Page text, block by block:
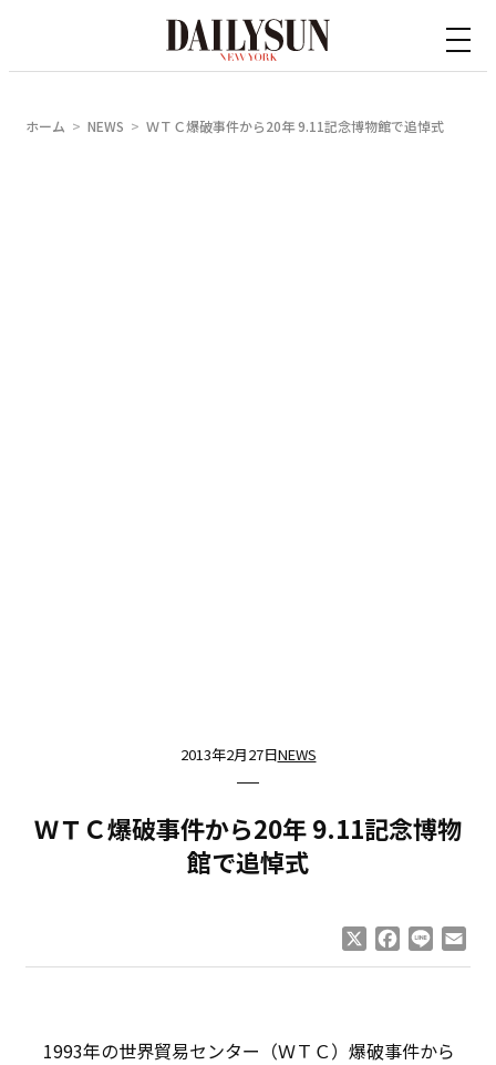
ホーム NEWS ＷＴＣ爆破事件から20年 9.11記念博物館で追悼式
2013年2月27日NEWS
ＷＴＣ爆破事件から20年 9.11記念博物
館で追悼式
Facebook
Line
1993年の世界貿易センター（ＷＴＣ）爆破事件から